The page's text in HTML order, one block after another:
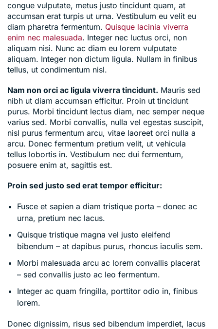
congue vulputate, metus justo tincidunt quam, at
accumsan erat turpis ut urna. Vestibulum eu velit eu
diam pharetra fermentum. Quisque lacinia viverra
enim nec malesuada. Integer nec luctus orci, non
aliquam nisi. Nunc ac diam eu lorem vulputate
aliquam. Integer non dictum ligula. Nullam in finibus
tellus, ut condimentum nisl.
Nam non orci ac ligula viverra tincidunt. Mauris sed
nibh ut diam accumsan efficitur. Proin ut tincidunt
purus. Morbi tincidunt lectus diam, nec semper neque
varius sed. Morbi convallis, nulla vel egestas suscipit,
nisl purus fermentum arcu, vitae laoreet orci nulla a
arcu. Donec fermentum pretium velit, ut vehicula
tellus lobortis in. Vestibulum nec dui fermentum,
posuere enim at, sagittis est.
Proin sed justo sed erat tempor efficitur:
Fusce et sapien a diam tristique porta – donec ac
urna, pretium nec lacus.
Quisque tristique magna vel justo eleifend
bibendum – at dapibus purus, rhoncus iaculis sem.
Morbi malesuada arcu ac lorem convallis placerat
– sed convallis justo ac leo fermentum.
Integer ac quam fringilla, porttitor odio in, finibus
lorem.
Donec dignissim, risus sed bibendum imperdiet, lacus